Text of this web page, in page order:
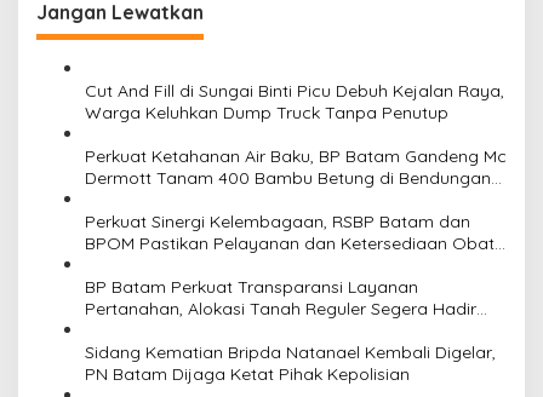
g
Jangan Lewatkan
Cut And Fill di Sungai Binti Picu Debuh Kejalan Raya,
Warga Keluhkan Dump Truck Tanpa Penutup
Perkuat Ketahanan Air Baku, BP Batam Gandeng Mc
Dermott Tanam 400 Bambu Betung di Bendungan
Perkuat Sinergi Kelembagaan, RSBP Batam dan
BPOM Pastikan Pelayanan dan Ketersediaan Obat
BP Batam Perkuat Transparansi Layanan
Pertanahan, Alokasi Tanah Reguler Segera Hadir
Sidang Kematian Bripda Natanael Kembali Digelar,
PN Batam Dijaga Ketat Pihak Kepolisian